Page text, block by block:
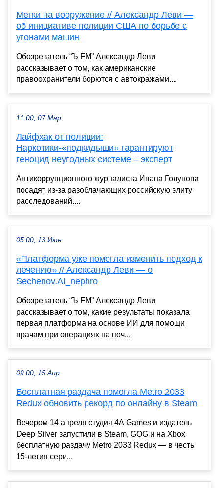
Метки на вооружение // Александр Леви —
об инициативе полиции США по борьбе с
угонами машин
Обозреватель “Ъ FM” Александр Леви
рассказывает о том, как американские
правоохранители борются с автокражами....
11:00, 07 Мар
Лайфхак от полиции:
Наркотики-«подкидыши» гарантируют
геноцид неугодных системе – эксперт
Антикоррупционного журналиста Ивана Голунова
посадят из-за разоблачающих российскую элиту
расследований....
05:00, 13 Июн
«Платформа уже помогла изменить подход к
лечению» // Александр Леви — о
Sechenov.AI_nephro
Обозреватель “Ъ FM” Александр Леви
рассказывает о том, какие результаты показала
первая платформа на основе ИИ для помощи
врачам при операциях на поч...
09:00, 15 Апр
Бесплатная раздача помогла Metro 2033
Redux обновить рекорд по онлайну в Steam
Вечером 14 апреля студия 4A Games и издатель
Deep Silver запустили в Steam, GOG и на Xbox
бесплатную раздачу Metro 2033 Redux — в честь
15-летия сери...